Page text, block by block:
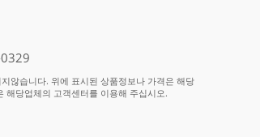
않습니다. 위에 표시된 상품정보나 가격은 해당
해당업체의 고객센터를 이용해 주십시오.